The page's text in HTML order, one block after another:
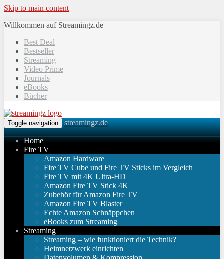
Skip to main content
Willkommen auf Streamingz.de
Best Deal
Bestseller
Streaming
Video Prime
Journals
eBooks
Bücher
Toggle navigation streamingz.de
Home
Fire TV
Amazon Hardware
Fire TV Cube und Fire TV Sticks im Vergleich
Fire TV mit 4K Ultra-HD
Amazon Fire TV Stick 4K
Zubehör für Amazon Fire TV
Amazon Fire TV Blaster
Echte Amazon Schnäppchen
eBooks zum Streaming
Streaming
Streaming – wie funktioniert die Technik?
Heimnetzwerk einrichten